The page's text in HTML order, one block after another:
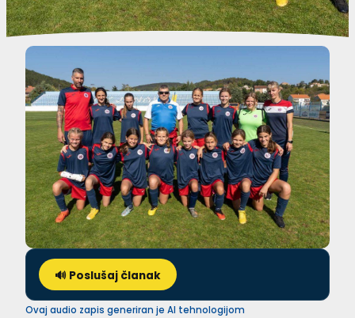
🔊 Poslušaj članak
Ovaj audio zapis generiran je AI tehnologijom